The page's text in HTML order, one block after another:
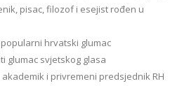
pisac, filozof i esejist rođen u
hrvatski glumac
glumac svjetskog glasa
i privremeni predsjednik RH